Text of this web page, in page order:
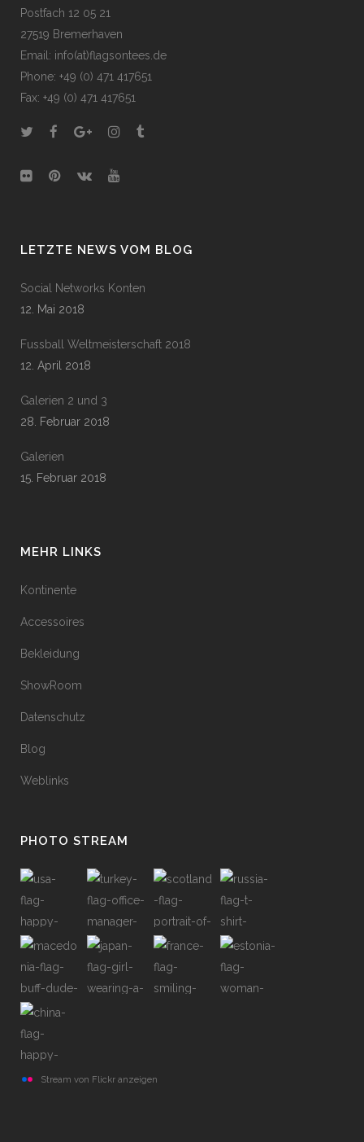
Postfach 12 05 21
27519 Bremerhaven
Email: info(at)flagsontees.de
Phone: +49 (0) 471 417651
Fax: +49 (0) 471 417651
LETZTE NEWS VOM BLOG
Social Networks Konten
12. Mai 2018
Fussball Weltmeisterschaft 2018
12. April 2018
Galerien 2 und 3
28. Februar 2018
Galerien
15. Februar 2018
MEHR LINKS
Kontinente
Accessoires
Bekleidung
ShowRoom
Datenschutz
Blog
Weblinks
PHOTO STREAM
Stream von Flickr anzeigen